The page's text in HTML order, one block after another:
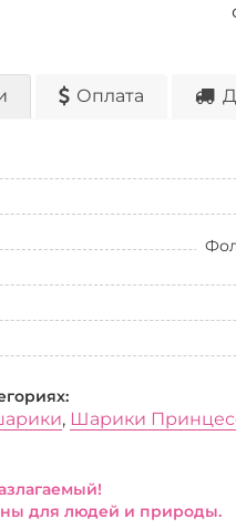
Оплата
, Шарики
для людей и природы.